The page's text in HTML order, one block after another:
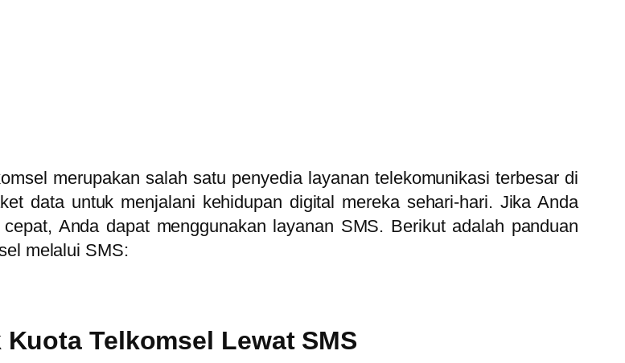
merupakan salah satu penyedia layanan telekomunikasi terbesar di
data untuk menjalani kehidupan digital mereka sehari-hari. Jika Anda
Anda dapat menggunakan layanan SMS. Berikut adalah panduan
melalui SMS:
Kuota Telkomsel Lewat SMS